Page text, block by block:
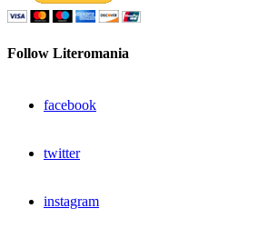
Follow Literomania
facebook
twitter
instagram